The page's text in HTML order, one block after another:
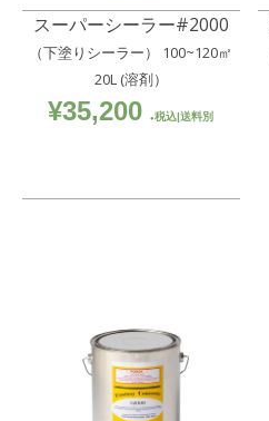
スーパーシーラー#2000
（下塗りシーラー） 100~120㎡
20L (溶剤）
¥35,200 税込|送料別